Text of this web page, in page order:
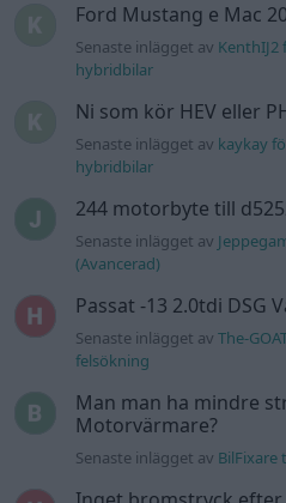
Ford Mustang e Mac
Senaste inlägget av KenthIJ2
hybridbilar
Ni som kör HEV eller
Senaste inlägget av kaykay
hybridbilar
244 motorbyte till
Senaste inlägget av
(Avancerad)
Passat -13 2.0tdi DSG
Senaste inlägget avThe-
felsökning
Man man ha mindre
Motorvärmare?
Senaste inlägget av BilFixare